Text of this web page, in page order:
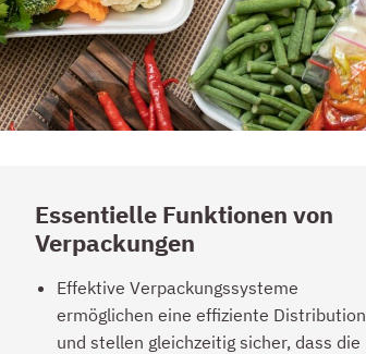
Essentielle Funktionen von
Verpackungen
Effektive Verpackungssysteme
ermöglichen eine effiziente Distribution
und stellen gleichzeitig sicher, dass die